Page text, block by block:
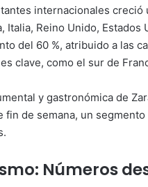
internacionales creció
Italia, Reino Unido,
del 60 %, atribuido a las
clave, como el sur de
y gastronómica de
fin de semana, un
Números